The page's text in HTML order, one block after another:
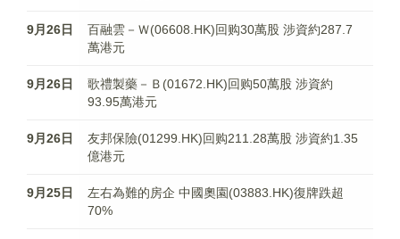
9月26日
百融雲－Ｗ(06608.HK)回购30萬股 涉資約287.7
萬港元
9月26日
歌禮製藥－Ｂ(01672.HK)回购50萬股 涉資約
93.95萬港元
9月26日
友邦保險(01299.HK)回购211.28萬股 涉資約1.35
億港元
9月25日
左右為難的房企 中國奧園(03883.HK)復牌跌超
70%